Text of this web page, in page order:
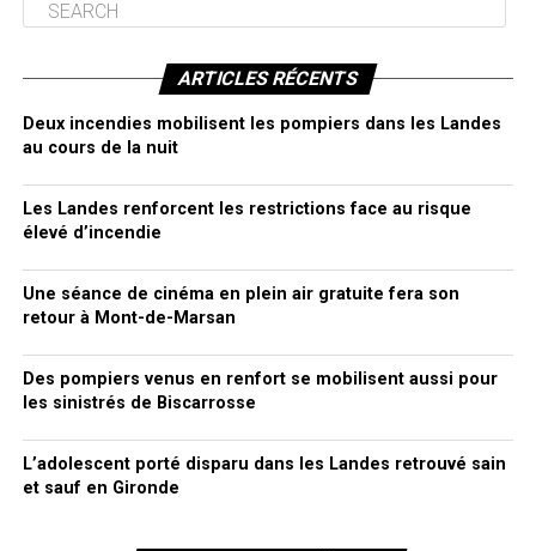
ARTICLES RÉCENTS
Deux incendies mobilisent les pompiers dans les Landes
au cours de la nuit
Les Landes renforcent les restrictions face au risque
élevé d’incendie
Une séance de cinéma en plein air gratuite fera son
retour à Mont-de-Marsan
Des pompiers venus en renfort se mobilisent aussi pour
les sinistrés de Biscarrosse
L’adolescent porté disparu dans les Landes retrouvé sain
et sauf en Gironde